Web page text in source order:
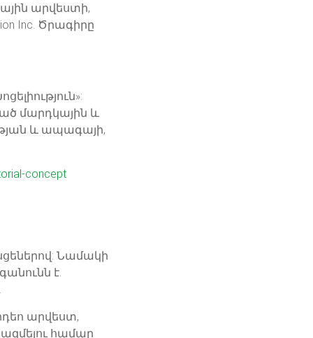
արվեստի,
Inc. Ծրագիրը
մարդկային և
և ապագայի,
concept
Նամակի
է.
արվեստ,
համար